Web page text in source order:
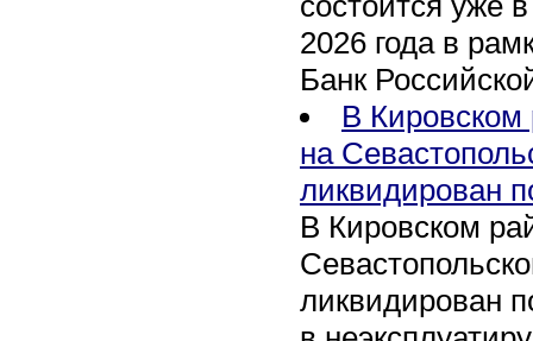
2026 года в
Банк
В Кировском
на
ликвидирован
В Кировском
ликвидирован